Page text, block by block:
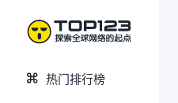
热门排行榜